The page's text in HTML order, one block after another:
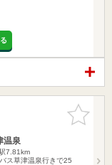
お気に入
りに追加
温泉
7.81km
ス草津温泉行きで25